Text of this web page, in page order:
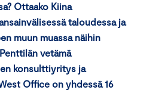
Ottaako Kiina
taloudessa ja
muun muassa näihin
vetämä
konsulttiyritys ja
Office on yhdessä 16